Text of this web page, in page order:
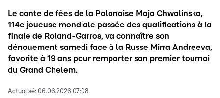
Le conte de fées de la Polonaise Maja Chwalinska,
114e joueuse mondiale passée des qualifications à la
finale de Roland-Garros, va connaître son
dénouement samedi face à la Russe Mirra Andreeva,
favorite à 19 ans pour remporter son premier tournoi
du Grand Chelem.
Actualisé: 06.06.2026 07:08